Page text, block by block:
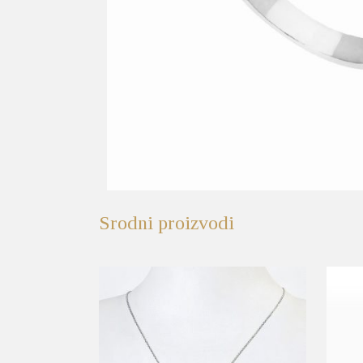
Srodni proizvodi